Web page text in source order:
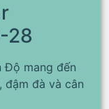
28
Độ mang đến
đậm đà và cân